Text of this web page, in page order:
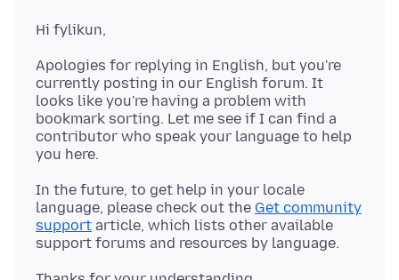
Apologies for replying in English, but you're
currently posting in our English forum. It
looks like you're having a problem with
bookmark sorting. Let me see if I can find a
contributor who speak your language to help
In the future, to get help in your locale
language, please check out the Get community
support article, which lists other available